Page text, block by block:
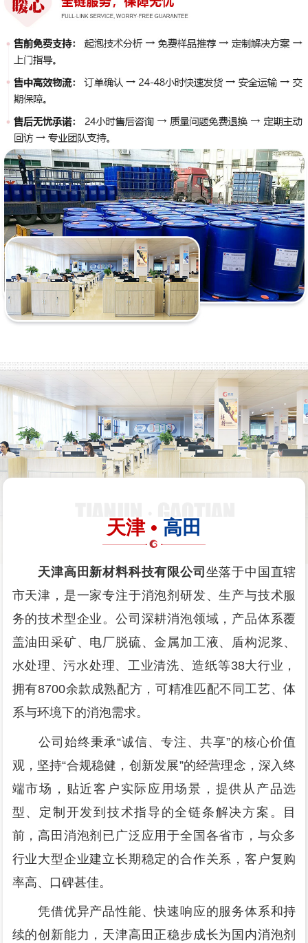
天津 • 高田
天津高田新材料科技有限公司 坐落于中国直辖
市天津，是一家专注于消泡剂研发、生产与技术服
务的技术型企业。公司深耕消泡领域，产品体系覆
盖油田采矿、电厂脱硫、金属加工液、盾构泥浆、
水处理、污水处理、工业清洗、造纸等38大行业，
拥有8700余款成熟配方，可精准匹配不同工艺、体
系与环境下的消泡需求。
公司始终秉承“诚信、专注、共享”的核心价值
观，坚持“合规稳健，创新发展”的经营理念，深入终
端市场，贴近客户实际应用场景，提供从产品选
型、定制开发到技术指导的全链条解决方案。目
前，高田消泡剂已广泛应用于全国各省市，与众多
行业大型企业建立长期稳定的合作关系，客户复购
率高、口碑甚佳。
凭借优异产品性能、快速响应的服务体系和持
续的创新能力，天津高田正稳步成长为国内消泡剂